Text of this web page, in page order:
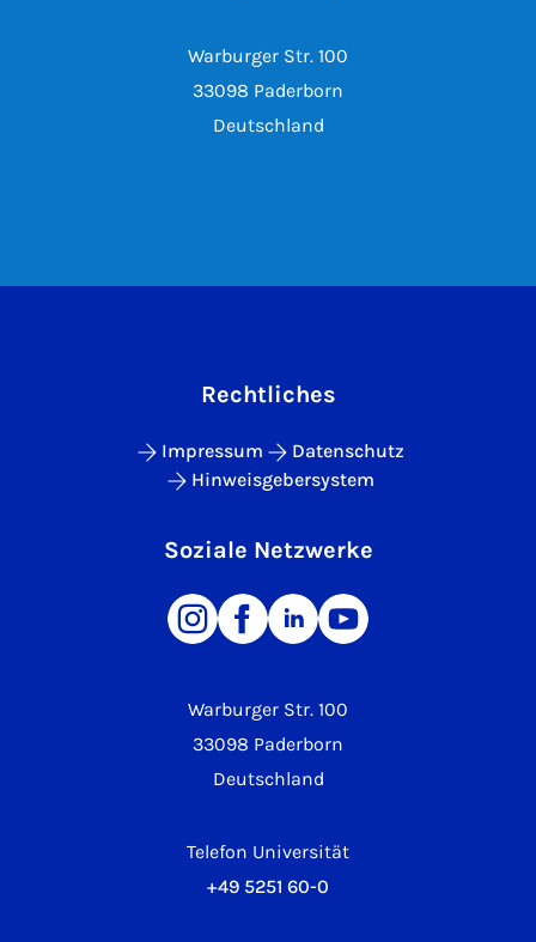
Warburger Str. 100
33098 Paderborn
Deutschland
Warburger Str. 100
33098 Paderborn
Deutschland
Telefon Universität
+49 5251 60-0
Rechtliches
Impressum
Datenschutz
Hinweisgebersystem
Soziale Netzwerke